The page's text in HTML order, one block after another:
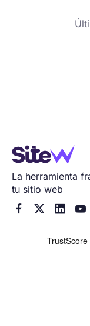
La herramienta
tu sitio web
   